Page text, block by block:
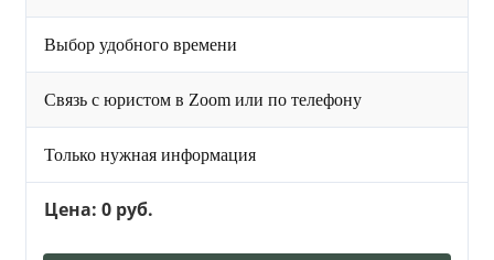
Выбор удобного времени
Связь с юристом в Zoom или по телефону
Только нужная информация
Цена: 0 руб.